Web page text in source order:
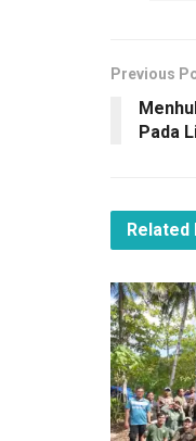
Previous
Pada
Related